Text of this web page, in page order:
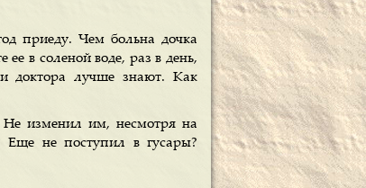
приеду. Чем больна дочка
в соленой воде, раз в день,
доктора лучше знают. Как
Не изменил им, несмотря на
Еще не поступил в гусары?